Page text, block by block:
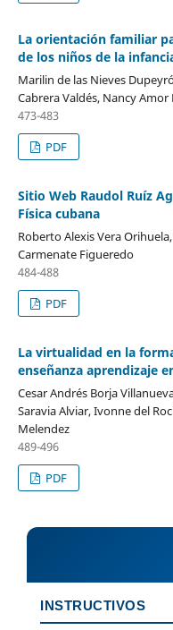
La orientación familiar
de los niños de la
Marilin de las Nieves
Cabrera Valdés, Nancy
473-483
PDF
Sitio Web Raudol Ruíz
Física cubana
Roberto Alexis Vera
Carmenate Figueredo
484-488
PDF
La virtualidad en la
enseñanza aprendizaje
Cesar Andrés Borja
Saravia Alviar, Ivonne del
Melendez
489-496
PDF
INSTRUCTIVOS